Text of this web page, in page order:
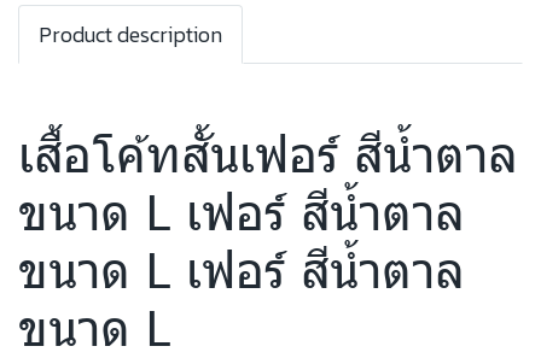
Product description
เสื้อโค้ทสั้นเฟอร์ สีน้ำตาล
ขนาด L เฟอร์ สีน้ำตาล
ขนาด L เฟอร์ สีน้ำตาล
ขนาด L